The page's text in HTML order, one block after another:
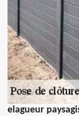
elagueur